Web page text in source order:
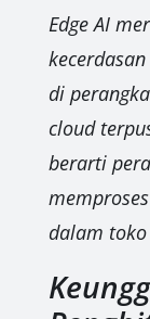
Edge AI
di
cloud
berarti
dalam toko